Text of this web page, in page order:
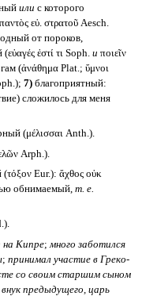
или с которого
εὐ. στρατοῦ Aesch.
от пороков,
ἐστί τι Soph. и ποιεῖν
(ἀνάθημα Plat.; ὕμνοι
7)благоприятный:
сложилось для меня
(μέλισσαι Anth.).
Arph.).
Eur.): ἄχθος οὐκ
обнимаемый, т. е.
на Кипре; много заботился
; принимал участие в Греко-
со своим старшим сыном
предыдущего, царь